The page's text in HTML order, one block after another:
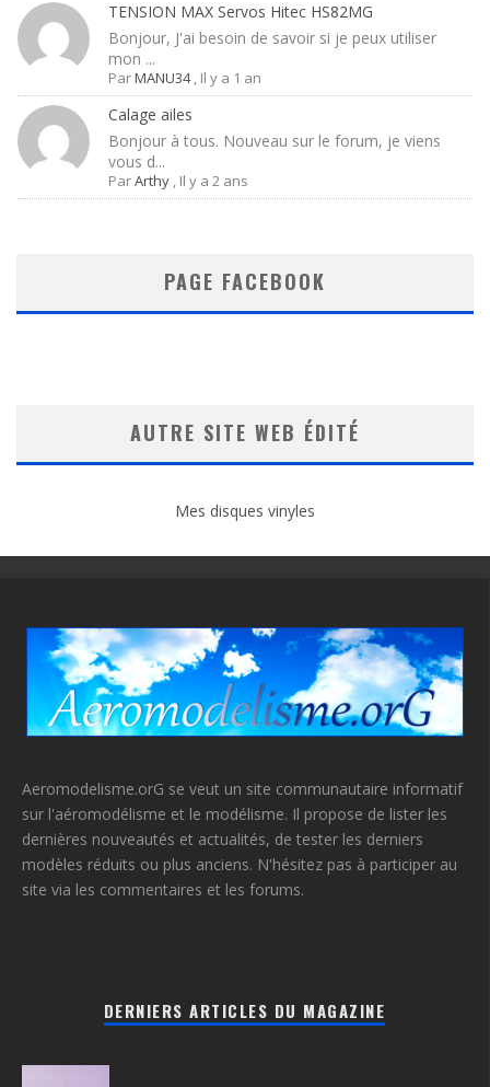
TENSION MAX Servos Hitec HS82MG
Bonjour, J'ai besoin de savoir si je peux utiliser
mon ...
ParMANU34, Il y a 1 an
Calage ailes
Bonjour à tous. Nouveau sur le forum, je viens
vous d...
ParArthy , Il y a 2 ans
PAGE FACEBOOK
AUTRE SITE WEB ÉDITÉ
Mes disques vinyles
Aeromodelisme.orG se veut un site communautaire informatif
sur l'aéromodélisme et le modélisme. Il propose de lister les
dernières nouveautés et actualités, de tester les derniers
modèles réduits ou plus anciens. N'hésitez pas à participer au
site via les commentaires et les forums.
DERNIERS ARTICLES DU MAGAZINE